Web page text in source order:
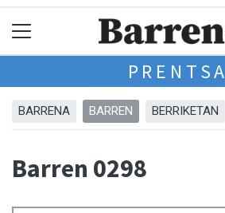
PRENTSA
BARRENA BARREN BERRIKETAN
Barren 0298